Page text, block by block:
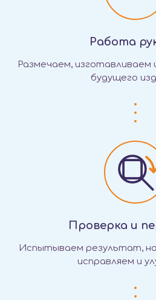
Работа
Размечаем, изготавливаем
будущего
Проверка и
Испытываем результат,
исправляем и